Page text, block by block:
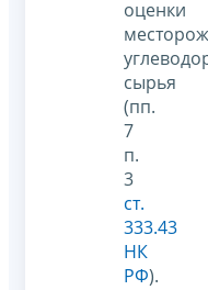
оценки
сырья
(пп.
7
п.
3
ст.
333.43
НК
РФ).